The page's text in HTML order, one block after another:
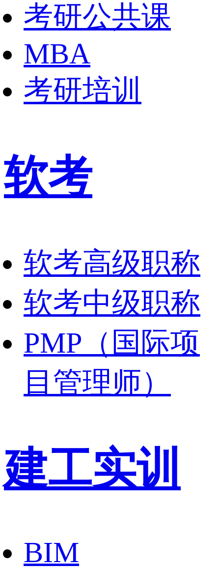
考研公共课
MBA
考研培训
软考
软考高级职称
软考中级职称
PMP（国际项
目管理师）
建工实训
BIM